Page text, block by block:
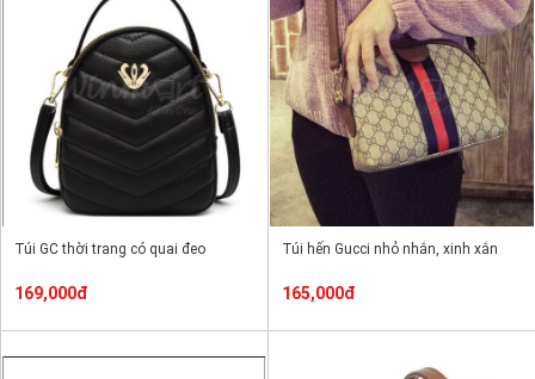
Túi GC thời trang có quai đeo
169,000đ
Túi hến Gucci nhỏ nhắn, xinh xắn
165,000đ